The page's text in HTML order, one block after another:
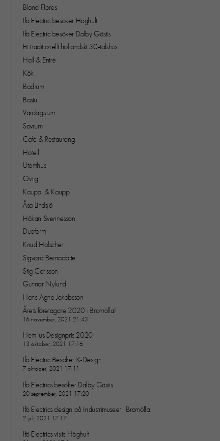
Blond Flores
Ifö Electric besöker Höghult
Ifö Electric besöker Dalby Gästis
Ett traditionellt holländskt 30-talshus
Hall & Entré
Kök
Badrum
Bastu
Vardagsrum
Sovrum
Café & Restaurang
Hotell
Utomhus
Övrigt
Kauppi & Kauppi
Åsa Lindsjö
Håkan Svennesson
Duoform
Knud Holscher
Sigvard Bernadotte
Stig Carlsson
Gunnar Nylund
Hans-Agne Jakobsson
Årets företagare 2020 i Bromölla!
16 november, 2021 21:43
Hemljus Designpris 2020
13 oktober, 2021 17:16
Ifö Electric Besöker K-Design
7 oktober, 2021 17:11
Ifö Electrics besöker Dalby Gästis
20 september, 2021 17:20
Ifö Electrics design på Industrimuseet i Bromölla
2 juli, 2021 17:17
Ifö Electrics visits Höghult